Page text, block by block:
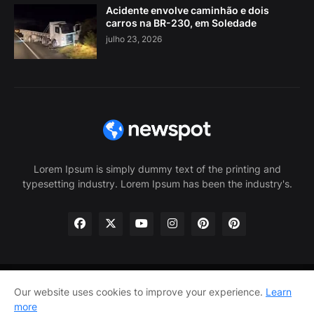
Acidente envolve caminhão e dois
carros na BR-230, em Soledade
julho 23, 2026
Lorem Ipsum is simply dummy text of the printing and
typesetting industry. Lorem Ipsum has been the industry's.
Home About Us Privacy Policy
Contact Us
Our website uses cookies to improve your experience. Learn
more